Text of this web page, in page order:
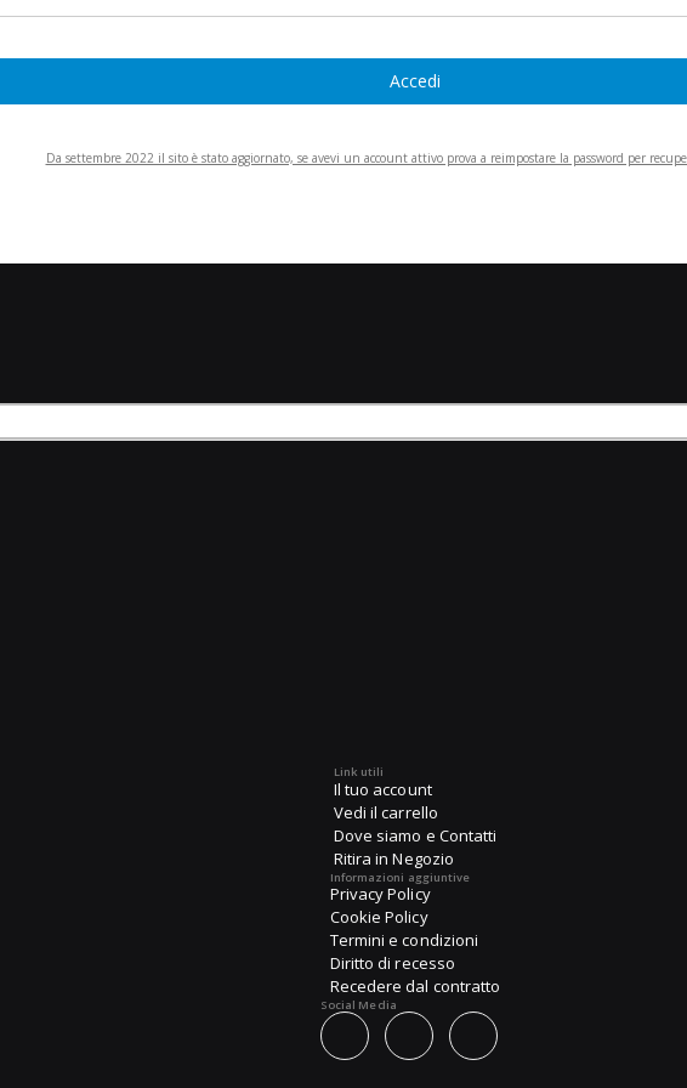
Accedi
Da settembre 2022 il sito è stato aggiornato, se avevi un account attivo prova a reimpostare la password per
Link utili
Il tuo account
Vedi il carrello
Dove siamo e Contatti
Ritira in Negozio
Informazioni aggiuntive
Privacy Policy
Cookie Policy
Termini e condizioni
Diritto di recesso
Recedere dal contratto
Social Media